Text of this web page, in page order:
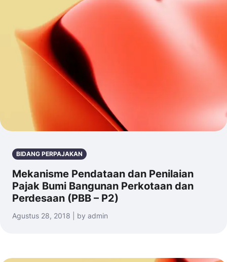
BIDANG PERPAJAKAN
Mekanisme Pendataan dan Penilaian
Pajak Bumi Bangunan Perkotaan dan
Perdesaan (PBB – P2)
Agustus 28, 2018 | by admin